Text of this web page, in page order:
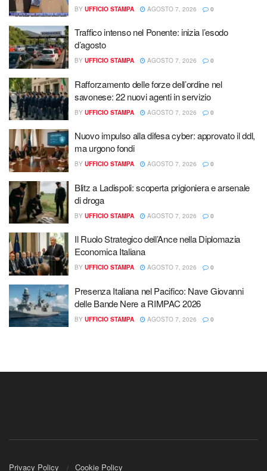
BY UFFICIO STAMPA AGOSTO 7, 2026 0
Traffico intenso nel Ponente: inizia l’esodo
d’agosto
BY UFFICIO STAMPA AGOSTO 7, 2026 0
Rafforzamento delle forze dell’ordine nel
savonese: 22 nuovi agenti in servizio
BY UFFICIO STAMPA AGOSTO 7, 2026 0
Nuovo impulso alla difesa cyber: approvato il ddl,
ma urgono fondi
BY UFFICIO STAMPA AGOSTO 7, 2026 0
Blitz a Ladispoli: scoperta prigioniera e arsenale
di droga
BY UFFICIO STAMPA AGOSTO 7, 2026 0
Il Ruolo Strategico dell’Ance nella Diplomazia
Economica Italiana
BY UFFICIO STAMPA AGOSTO 7, 2026 0
Presenza Italiana nel Pacifico: Nave Giovanni
delle Bande Nere a RIMPAC 2026
BY UFFICIO STAMPA AGOSTO 7, 2026 0
Privacy Policy Cookie Policy